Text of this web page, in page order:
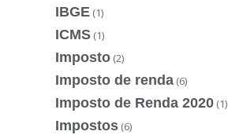
IBGE (1)
ICMS (1)
Imposto (2)
Imposto de renda (6)
Imposto de Renda 2020 (1)
Impostos (6)